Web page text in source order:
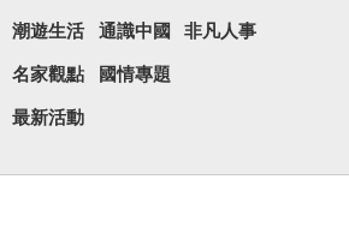
潮遊生活 通識中國 非凡人事
名家觀點 國情專題
最新活動